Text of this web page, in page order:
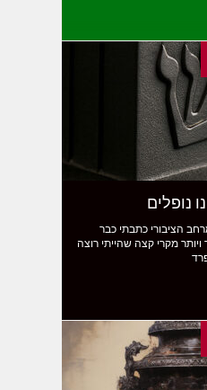
נופלים
הציבורי כתבתי כבר
מקרי קצה שהייתי רוצה